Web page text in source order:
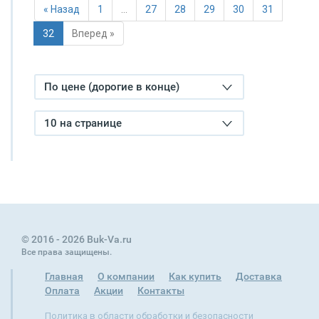
« Назад 1 … 27 28 29 30 31
32 Вперед »
По цене (дорогие в конце)
10 на странице
© 2016 - 2026 Buk-Va.ru
Все права защищены.
Главная О компании Как купить
Доставка
Оплата
Акции Контакты
Политика в области обработки и безопасности